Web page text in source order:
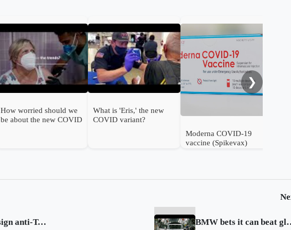
How worried should we
be about the new COVID
What is 'Eris,' the new
COVID variant?
Moderna COVID-19
vaccine (Spikevax)
❯
Over 230,000 sign anti-Tokyo Olympics petition BMW bets it